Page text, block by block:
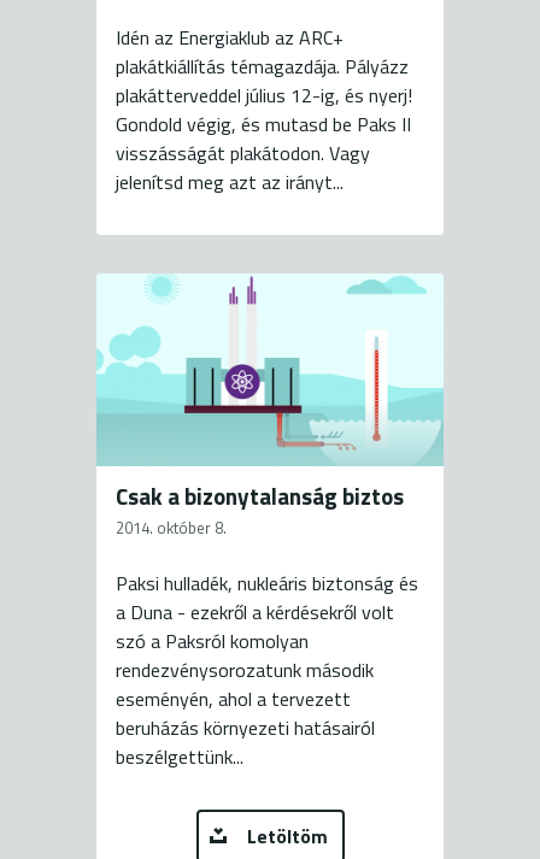
Idén az Energiaklub az ARC+
plakátkiállítás témagazdája. Pályázz
plakátterveddel július 12-ig, és nyerj!
Gondold végig, és mutasd be Paks II
visszásságát plakátodon. Vagy
jelenítsd meg azt az irányt...
Csak a bizonytalanság biztos
2014. október 8.
Paksi hulladék, nukleáris biztonság és
a Duna - ezekről a kérdésekről volt
szó a Paksról komolyan
rendezvénysorozatunk második
eseményén, ahol a tervezett
beruházás környezeti hatásairól
beszélgettünk...
Letöltöm